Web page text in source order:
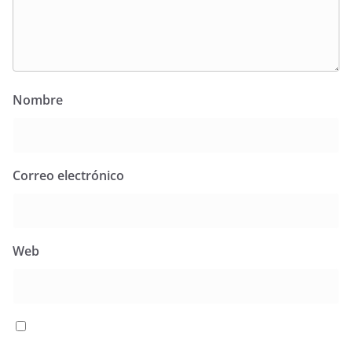
Nombre
Correo electrónico
Web